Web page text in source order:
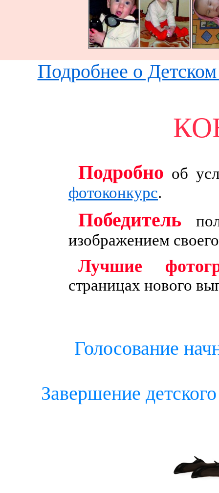
Подробнее о
Подробно об
фотоконкурс.
Победитель
изображением
Лучшие
страницах нового
Голосование
Завершение